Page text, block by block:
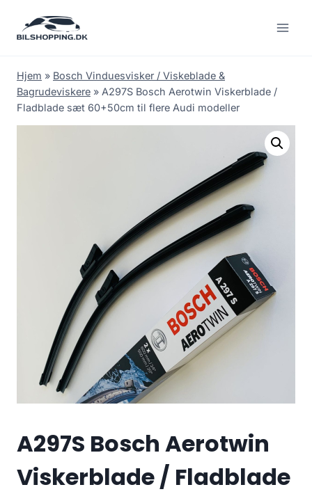
Hjem » Bosch Vinduesvisker / Viskeblade &
Bagrudeviskere » A297S Bosch Aerotwin Viskerblade /
Fladblade sæt 60+50cm til flere Audi modeller
A297S Bosch Aerotwin
Viskerblade / Fladblade